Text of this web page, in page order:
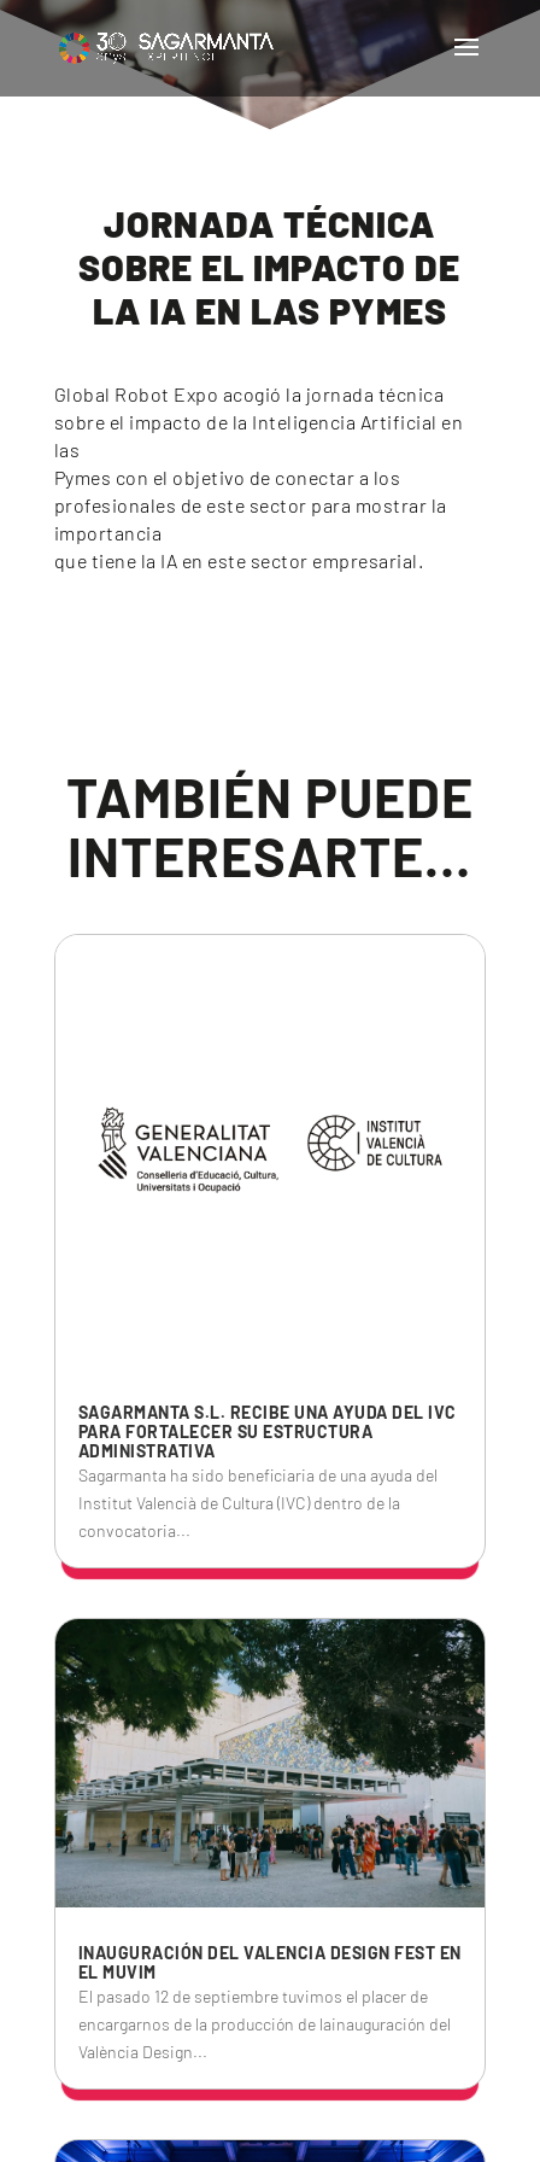
JORNADA TÉCNICA
SOBRE EL IMPACTO DE
LA IA EN LAS PYMES
Global Robot Expo acogió la jornada técnica
sobre el impacto de la Inteligencia Artificial en
las
Pymes con el objetivo de conectar a los
profesionales de este sector para mostrar la
importancia
que tiene la IA en este sector empresarial.
TAMBIÉN PUEDE
INTERESARTE…
SAGARMANTA S.L. RECIBE UNA AYUDA DEL IVC
PARA FORTALECER SU ESTRUCTURA
ADMINISTRATIVA
Sagarmanta ha sido beneficiaria de una ayuda del
Institut Valencià de Cultura (IVC) dentro de la
convocatoria...
INAUGURACIÓN DEL VALENCIA DESIGN FEST EN
EL MUVIM
El pasado 12 de septiembre tuvimos el placer de
encargarnos de la producción de lainauguración del
València Design...